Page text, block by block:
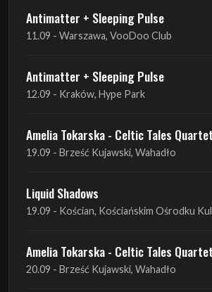
Antimatter + Sleeping Pulse
12.09 - Kraków, Hype Park
Amelia Tokarska - Celtic Tales Quartet
19.09 - Brześć Kujawski, Wahadło
Liquid Shadows
19.09 - Kościan, Kościańskim Ośrodku
Amelia Tokarska - Celtic Tales Quartet
20.09 - Brześć Kujawski, Wahadło
Red Sand